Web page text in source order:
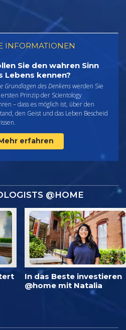
INFORMATIONEN
Sie den wahren Sinn
Lebens kennen?
Grundlagen des Denkenswerden Sie
Prinzip der Scientology
– dass es möglich ist, über den
den Geist und das Leben Bescheid
erfahren
@HOME
In das Beste investieren
@home mit Natalia